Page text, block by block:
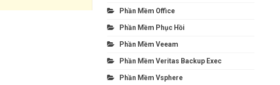
Phần Mềm Office
Phần Mềm Phục Hồi
Phần Mềm Veeam
Phần Mềm Veritas Backup Exec
Phần Mềm Vsphere